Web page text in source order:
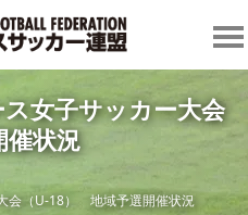
女子サッカー大会
催状況
会（U-18） 地域予選開催状況